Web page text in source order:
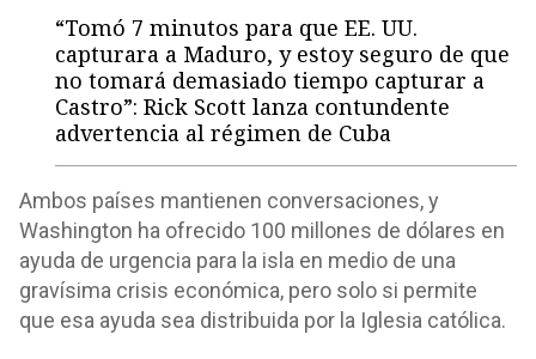
“Tomó 7 minutos para que EE. UU.
capturara a Maduro, y estoy seguro de que
no tomará demasiado tiempo capturar a
Castro”: Rick Scott lanza contundente
advertencia al régimen de Cuba
Ambos países mantienen conversaciones, y
Washington ha ofrecido 100 millones de dólares en
ayuda de urgencia para la isla en medio de una
gravísima crisis económica, pero solo si permite
que esa ayuda sea distribuida por la Iglesia católica.